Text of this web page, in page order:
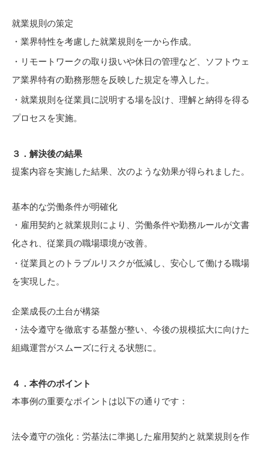
就業規則の策定
業界特性を考慮した就業規則を一から作成。
リモートワークの取り扱いや休日の管理など、ソフトウェ
ア業界特有の勤務形態を反映した規定を導入した。
就業規則を従業員に説明する場を設け、理解と納得を得る
プロセスを実施。
３．解決後の結果
提案内容を実施した結果、次のような効果が得られました。
基本的な労働条件が明確化
雇用契約と就業規則により、労働条件や勤務ルールが文書
化され、従業員の職場環境が改善。
従業員とのトラブルリスクが低減し、安心して働ける職場
を実現した。
企業成長の土台が構築
法令遵守を徹底する基盤が整い、今後の規模拡大に向けた
組織運営がスムーズに行える状態に。
４．本件のポイント
本事例の重要なポイントは以下の通りです：
法令遵守の強化：労基法に準拠した雇用契約と就業規則を作